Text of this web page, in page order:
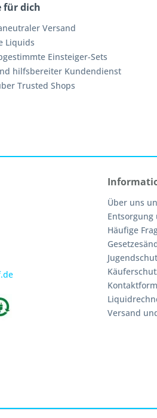
für dich
Versand
Liquids
Einsteiger-Sets
hilfsbereiter Kundendienst
Trusted Shops
Über uns
Entsorgung
Häufige
Versand